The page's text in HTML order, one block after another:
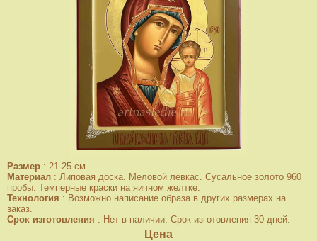
Размер : 21-25 см.
Материал : Липовая доска. Меловой левкас. Сусальное золото 960
пробы. Темперные краски на яичном желтке.
Технология : Возможно написание образа в других размерах на
заказ.
Срок изготовления : Нет в наличии. Срок изготовления 30 дней.
Цена